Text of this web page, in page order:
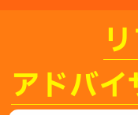
アドバイ